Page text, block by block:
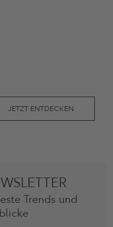
JETZT ENTDECKEN
Trends und